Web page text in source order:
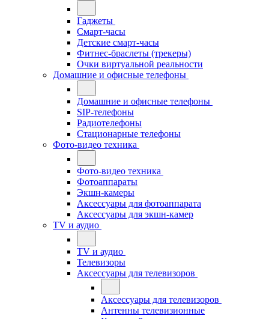
Гаджеты
Смарт-часы
Детские смарт-часы
Фитнес-браслеты (трекеры)
Очки виртуальной реальности
Домашние и офисные телефоны
Домашние и офисные телефоны
SIP-телефоны
Радиотелефоны
Стационарные телефоны
Фото-видео техника
Фото-видео техника
Фотоаппараты
Экшн-камеры
Аксессуары для фотоаппарата
Аксессуары для экшн-камер
TV и аудио
TV и аудио
Телевизоры
Аксессуары для телевизоров
Аксессуары для телевизоров
Антенны телевизионные